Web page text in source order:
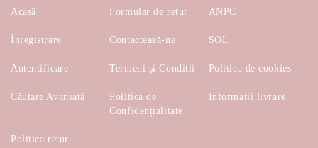
Acasă
Înregistrare
Autentificare
Căutare Avansată
Formular de retur
Contactează-ne
Termeni și Condiții
Politica de
Confidențialitate
ANPC
SOL
Politica de cookies
Informatii livrare
Politica retur